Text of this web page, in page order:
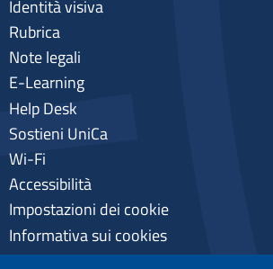
Identità visiva
Rubrica
Note legali
E-Learning
Help Desk
Sostieni UniCa
Wi-Fi
Accessibilità
Impostazioni dei cookie
Informativa sui cookies
Pagamenti pagoPA